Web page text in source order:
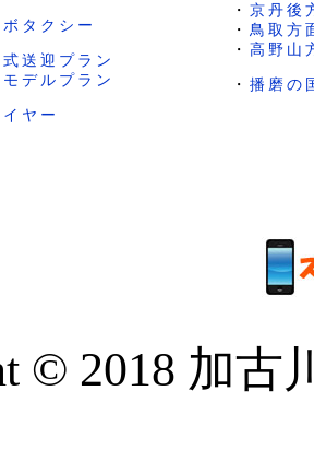
タクシー
送迎プラン
デルプラン
ヤー
・ 京丹後
・ 鳥取方
・ 高野山
・ 播磨の
© 2018 加古